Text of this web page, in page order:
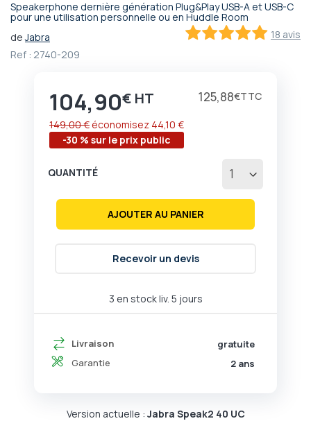
Speakerphone dernière génération Plug&Play USB-A et USB-C
pour une utilisation personnelle ou en Huddle Room
18 avis
deJabra
Ref : 2740-209
Prix
104,90€ 125,88€
-30 % sur le prix public
149,00 € économisez 44,10 €
3 en stock liv. 5 jours
Livraison
gratuite
Garantie
2 ans
QUANTITÉ
AJOUTER AU PANIER
Recevoir un devis
Version actuelle : Jabra Speak2 40 UC
Passer
début
de
d’images